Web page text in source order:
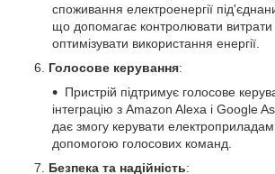
споживання електроенергії
що допомагає контролювати витрати
оптимізувати використання енергії.
Голосове керування:
Пристрій підтримує голосове
інтеграцію з Amazon Alexa і Google
дає змогу керувати
допомогою голосових команд.
Безпека та надійність: